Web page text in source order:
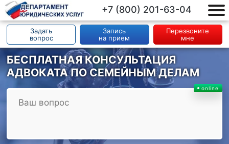
Задать
вопрос
Запись
на прием
Перезвоните
мне
+7 (800) 201-63-04
БЕСПЛАТНАЯ КОНСУЛЬТАЦИЯ
АДВОКАТА ПО СЕМЕЙНЫМ ДЕЛАМ
online